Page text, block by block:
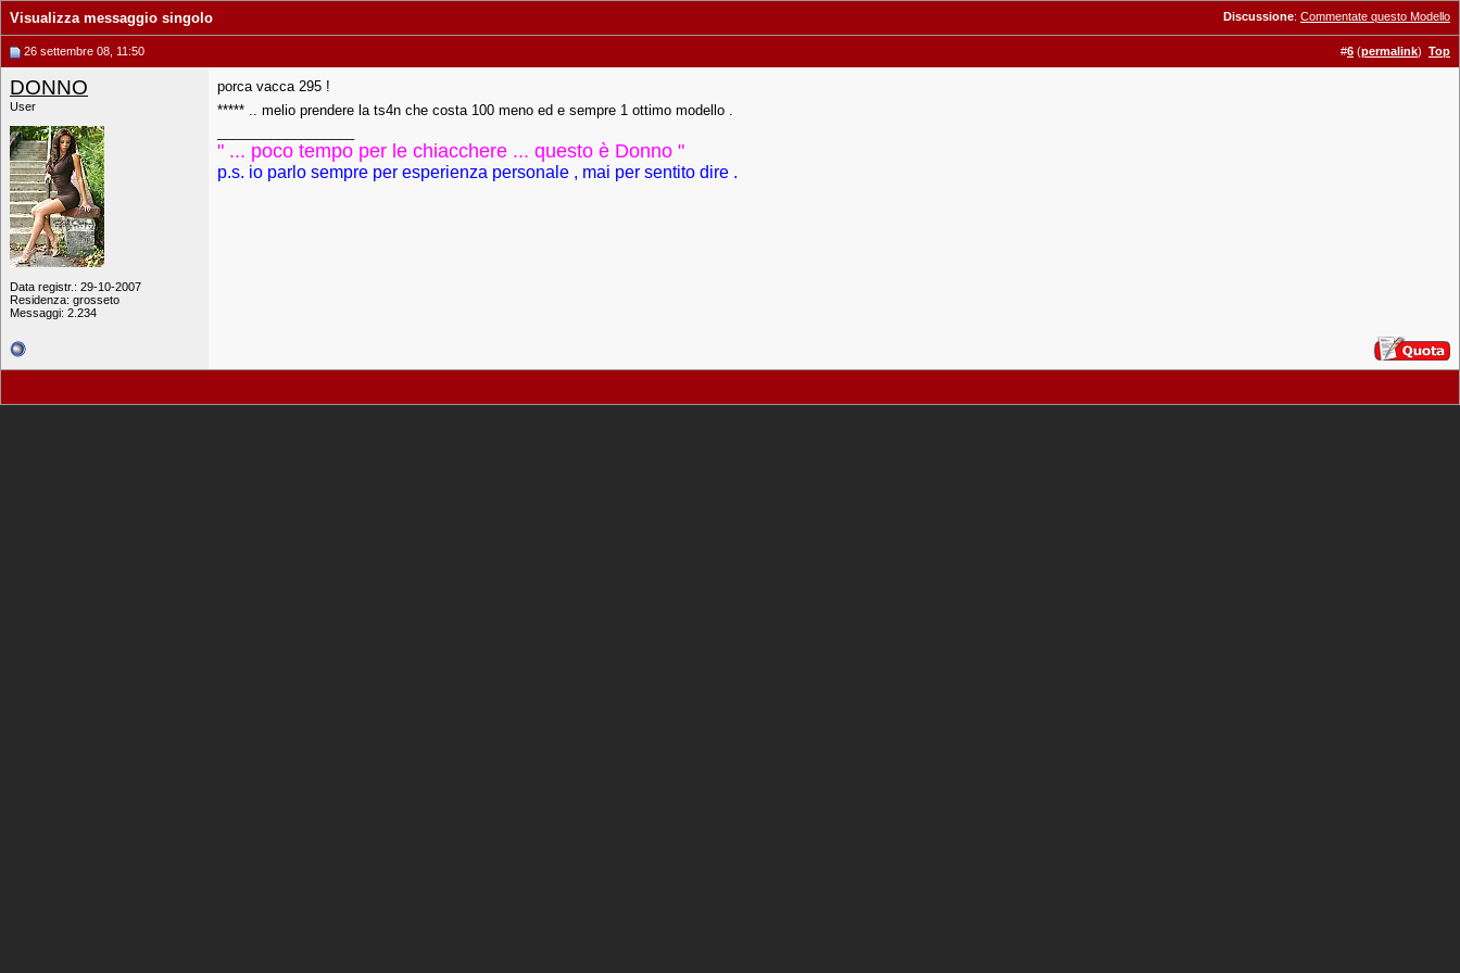
Discussione: Commentate questo Modello
Visualizza messaggio singolo
26 settembre 08, 11:50 #6 (permalink) Top
DONNO
User
Data registr.: 29-10-2007
Residenza: grosseto
Messaggi: 2.234
porca vacca 295 !
***** .. melio prendere la ts4n che costa 100 meno ed e sempre 1 ottimo modello .
" ... poco tempo per le chiacchere ... questo è Donno "
p.s. io parlo sempre per esperienza personale , mai per sentito dire .